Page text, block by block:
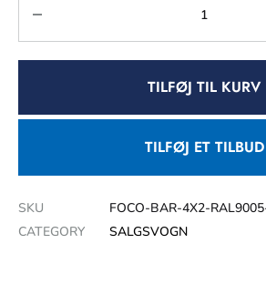
TILFØJ TIL KURV
TILFØJ ET TILBUD
SKU
FOCO-BAR-4X2-
CATEGORY
SALGSVOGN